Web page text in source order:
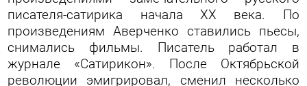
писателя-сатирика начала XX века. По
произведениям Аверченко ставились пьесы,
снимались фильмы. Писатель работал в
журнале «Сатирикон». После Октябрьской
революции эмигрировал, сменил несколько